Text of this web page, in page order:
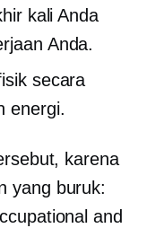
kali Anda
Anda.
secara
energi.
karena
yang buruk:
and